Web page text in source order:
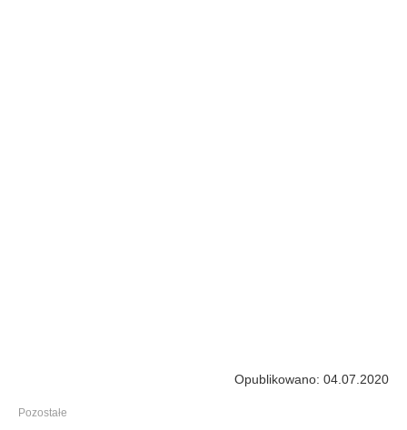
Opublikowano: 04.07.2020
Pozostałe